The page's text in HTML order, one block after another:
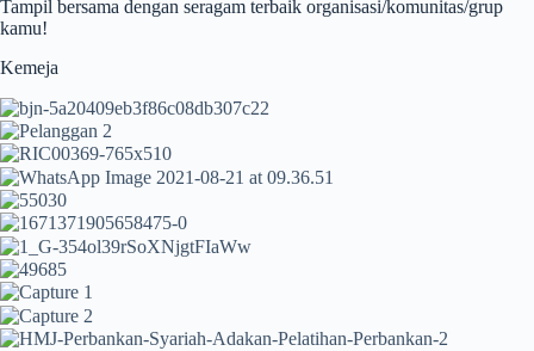
Tampil bersama dengan seragam terbaik organisasi/komunitas/grup
kamu!
Kemeja